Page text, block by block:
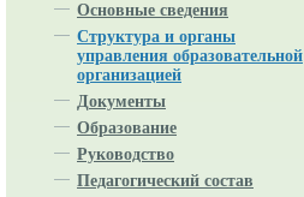
Основные сведения
Структура и органы
управления образовательной
организацией
Документы
Образование
Руководство
Педагогический состав